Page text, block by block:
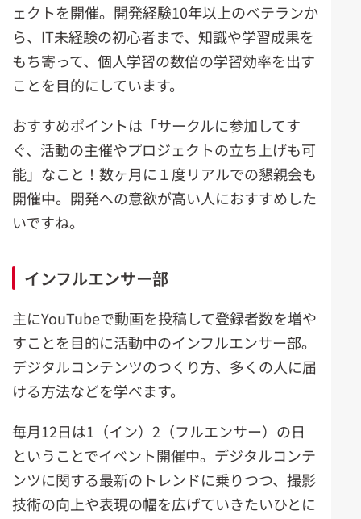
ェクトを開催。開発経験10年以上のベテランか
ら、IT未経験の初心者まで、知識や学習成果を
もち寄って、個人学習の数倍の学習効率を出す
ことを目的にしています。
おすすめポイントは「サークルに参加してす
ぐ、活動の主催やプロジェクトの立ち上げも可
能」なこと！数ヶ月に１度リアルでの懇親会も
開催中。開発への意欲が高い人におすすめした
いですね。
インフルエンサー部
主にYouTubeで動画を投稿して登録者数を増や
すことを目的に活動中のインフルエンサー部。
デジタルコンテンツのつくり方、多くの人に届
ける方法などを学べます。
毎月12日は1（イン）2（フルエンサー）の日
ということでイベント開催中。デジタルコンテ
ンツに関する最新のトレンドに乗りつつ、撮影
技術の向上や表現の幅を広げていきたいひとに